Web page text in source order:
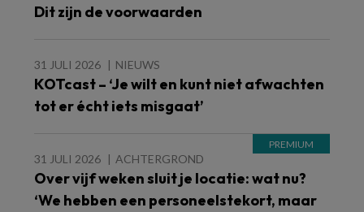
Dit zijn de voorwaarden
31 JULI 2026 NIEUWS
KOTcast – ‘Je wilt en kunt niet afwachten
tot er écht iets misgaat’
31 JULI 2026 ACHTERGROND
Over vijf weken sluit je locatie: wat nu?
‘We hebben een personeelstekort, maar